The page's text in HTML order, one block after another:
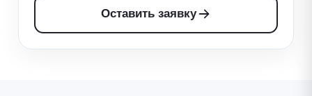
Оставить заявку